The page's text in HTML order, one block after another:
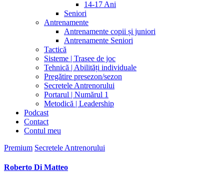
14-17 Ani
Seniori
Antrenamente
Antrenamente copii și juniori
Antrenamente Seniori
Tactică
Sisteme | Trasee de joc
Tehnică | Abilități individuale
Pregătire presezon/sezon
Secretele Antrenorului
Portarul | Numărul 1
Metodică | Leadership
Podcast
Contact
Contul meu
Premium Secretele Antrenorului
Roberto Di Matteo